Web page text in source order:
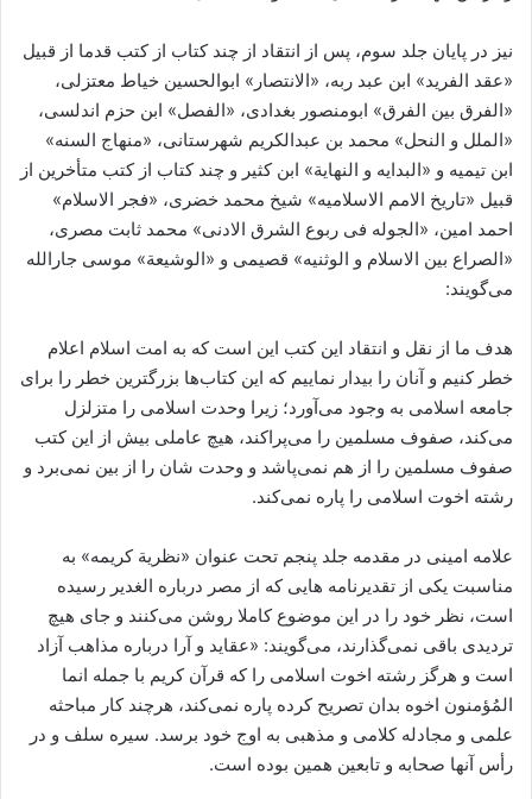
نیز در پایان جلد سوم، پس از انتقاد از چند کتاب از کتب قدما از قبیل
«عقد الفرید» ابن عبد ربه، «الانتصار» ابوالحسین خیاط معتزلی،
«الفرق بین الفرق»‌ ابومنصور بغدادی، «الفصل» ابن حزم اندلسی،
«الملل و النحل» محمد بن عبدالکریم شهرستانی، «منهاج السنه»
ابن تیمیه و «البدایه و النهایة» ابن کثیر و چند کتاب از کتب متأخرین از
قبیل «تاریخ الامم الاسلامیه» شیخ محمد خضری، «فجر الاسلام»
احمد امین، «الجوله فی ربوع الشرق الادنی» محمد ثابت مصری،
«الصراع بین الاسلام و الوثنیه» قصیمی و «الوشیعة» موسی جارالله
می‌گویند:
هدف ما از نقل و انتقاد این کتب این است که به امت اسلام اعلام
خطر کنیم و آنان را بیدار نماییم که این کتاب‌ها بزرگترین خطر را برای
جامعه اسلامی به وجود می‌آورد؛ زیرا وحدت اسلامی را متزلزل
می‌کند، صفوف مسلمین را می‌پراکند، هیچ عاملی بیش از این کتب
صفوف مسلمین را از هم نمی‌پاشد و وحدت شان را از بین نمی‌برد و
رشته اخوت اسلامی را پاره نمی‌کند.
علامه امینی در مقدمه جلد پنجم تحت عنوان «نظریة کریمه» به
مناسبت یکی از تقدیرنامه‌ هایی که از مصر درباره الغدیر رسیده
است، نظر خود را در این موضوع کاملا روشن می‌کنند و جای هیچ
تردیدی باقی نمی‌گذارند، می‌گویند: «عقاید و آرا درباره مذاهب آزاد
است و هرگز رشته اخوت اسلامی را که قرآن کریم با جمله انما
المُؤمنون اخوه بدان تصریح کرده پاره نمی‌کند، هرچند کار مباحثه
علمی و مجادله کلامی و مذهبی به اوج خود برسد. سیره سلف و در
رأس آنها صحابه و تابعین همین بوده است.